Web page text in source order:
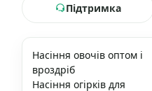
Підтримка
Насіння овочів оптом і
вроздріб
Насіння огірків для